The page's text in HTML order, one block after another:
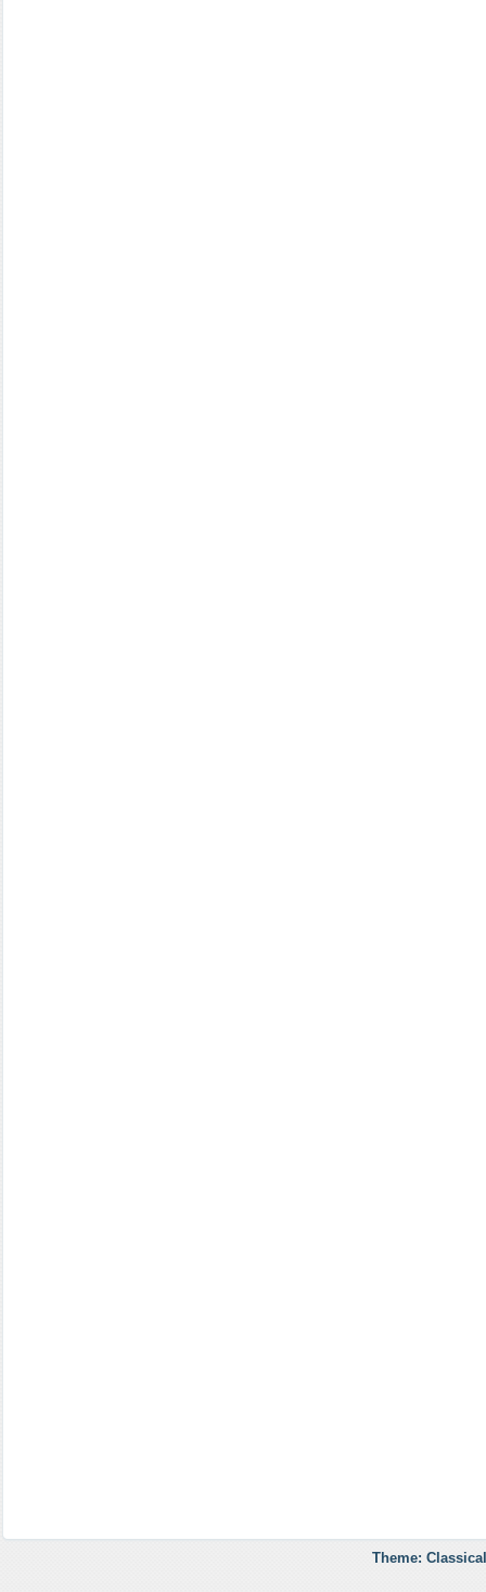
Theme: